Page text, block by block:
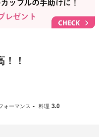
！
ォーマンス - 料理 3.0